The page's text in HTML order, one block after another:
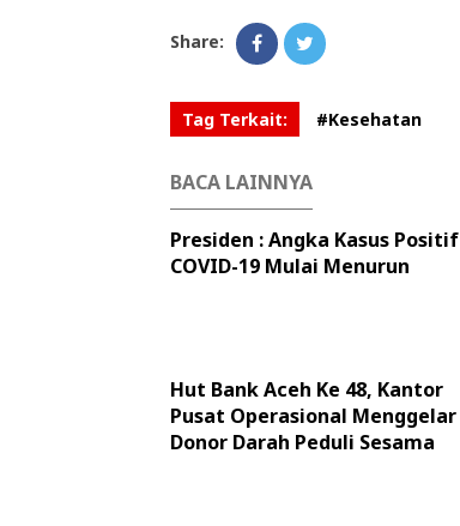
Share:
Tag Terkait: #Kesehatan
BACA LAINNYA
Presiden : Angka Kasus Positif
COVID-19 Mulai Menurun
Hut Bank Aceh Ke 48, Kantor
Pusat Operasional Menggelar
Donor Darah Peduli Sesama